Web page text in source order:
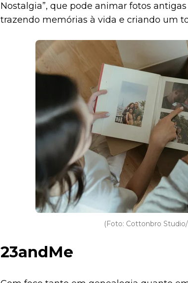
Nostalgia”, que pode animar fotos
trazendo memórias à vida e criando um
(Foto: Cottonbro
23andMe